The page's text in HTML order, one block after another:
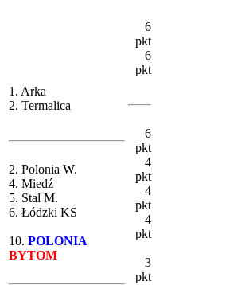
1. Arka
2. Termalica
2. Polonia W.
4. Miedź
5. Stal M.
6. Łódzki KS
10. POLONIA
BYTOM
6
pkt
6
pkt
6
pkt
4
pkt
4
pkt
4
pkt
3
pkt